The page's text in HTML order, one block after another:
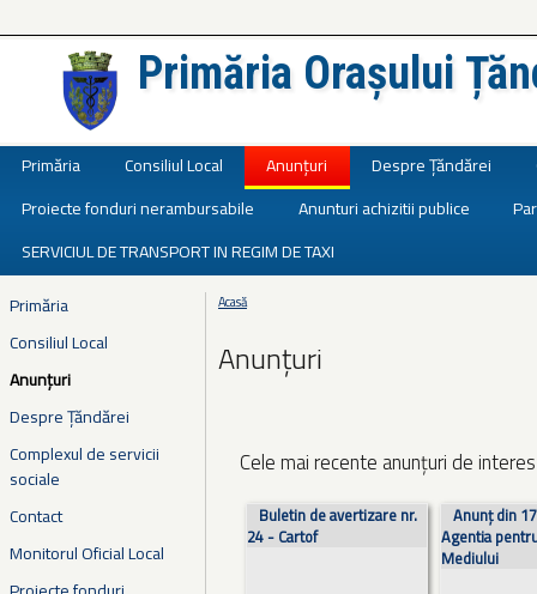
Primăria Orașului
Primăria Consiliul Local Anunțuri Despre Țăndărei
Proiecte fonduri nerambursabile
Anunturi achizitii publice
SERVICIUL DE TRANSPORT IN REGIM DE TAXI
Primăria
Consiliul Local
Anunțuri
Despre Țăndărei
Complexul de servicii
sociale
Contact
Monitorul Oficial Local
Eşti aici
Acasă
Anunțuri
Cele mai recente anunțuri de
Buletin de avertizare nr.
24 - Cartof
Anunț din
Agentia
Mediului
Pagini